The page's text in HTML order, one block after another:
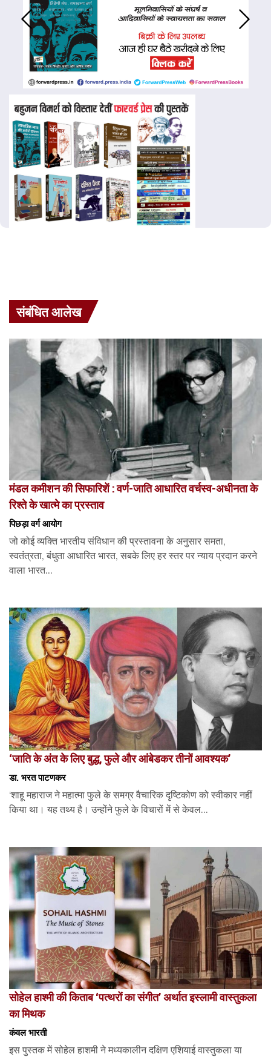
संबंधित आलेख
मंडल कमीशन की सिफारिशें : वर्ण-जाति आधारित वर्चस्व-अधीनता के
रिश्ते के खात्मे का प्रस्ताव
पिछड़ा वर्ग आयोग
जो कोई व्यक्ति भारतीय संविधान की प्रस्तावना के अनुसार समता,
स्वतंत्रता, बंधुता आधारित भारत, सबके लिए हर स्तर पर न्याय प्रदान करने
वाला भारत...
‘जाति के अंत के लिए बुद्ध, फुले और आंबेडकर तीनों आवश्यक’
डा. भरत पाटणकर
‘शाहू महाराज ने महात्मा फुले के समग्र वैचारिक दृष्टिकोण को स्वीकार नहीं
किया था। यह तथ्य है। उन्होंने फुले के विचारों में से केवल...
सोहेल हाश्मी की किताब ‘पत्थरों का संगीत’ अर्थात इस्लामी वास्तुकला
का मिथक
कंवल भारती
इस पुस्तक में सोहेल हाशमी ने मध्यकालीन दक्षिण एशियाई वास्तुकला या